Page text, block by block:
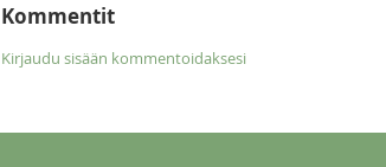
Kommentit
Kirjaudu sisään kommentoidaksesi